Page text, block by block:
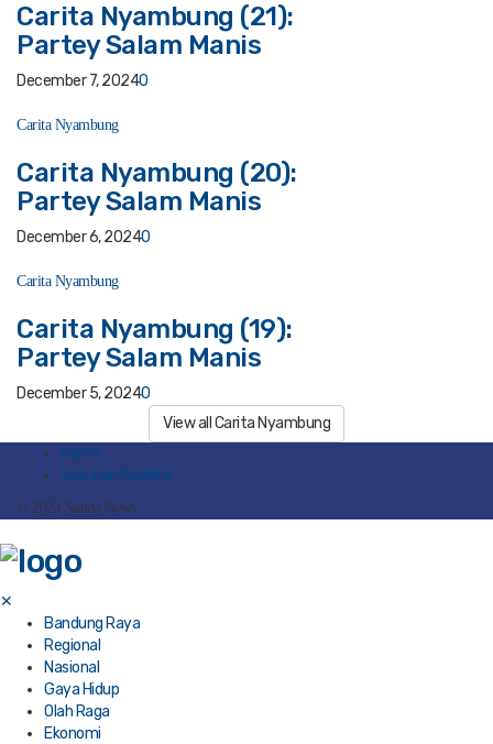
Carita Nyambung (21):
Partey Salam Manis
December 7, 20240
Carita Nyambung
Carita Nyambung (20):
Partey Salam Manis
December 6, 20240
Carita Nyambung
Carita Nyambung (19):
Partey Salam Manis
December 5, 20240
View all Carita Nyambung
Home
Susunan Redaksi
© 2024 Sunda News
✕
Bandung Raya
Regional
Nasional
Gaya Hidup
Olah Raga
Ekonomi